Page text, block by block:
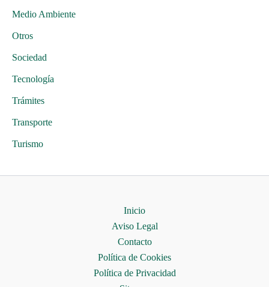
Medio Ambiente
Otros
Sociedad
Tecnología
Trámites
Transporte
Turismo
Inicio
Aviso Legal
Contacto
Política de Cookies
Política de Privacidad